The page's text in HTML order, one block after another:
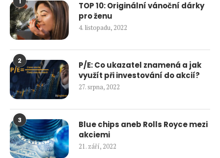
TOP 10: Originální vánoční dárky
pro ženu
4. listopadu, 2022
2
P/E: Co ukazatel znamená a jak
využít při investování do akcií?
27. srpna, 2022
3
Blue chips aneb Rolls Royce mezi
akciemi
21. září, 2022